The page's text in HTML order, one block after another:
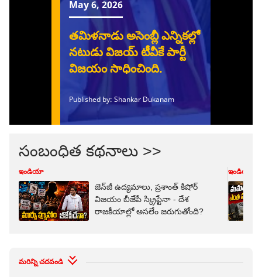
సంబంధిత కథనాలు >>
ఇండియా
జెన్‌జీ ఉద్యమాలు, ప్రశాంత్ కిషోర్
విజయం బీజేపీ స్క్రిప్టేనా - దేశ
రాజకీయాల్లో అసలేం జరుగుతోంది?
ఇండియా
మరిన్ని చదవండి